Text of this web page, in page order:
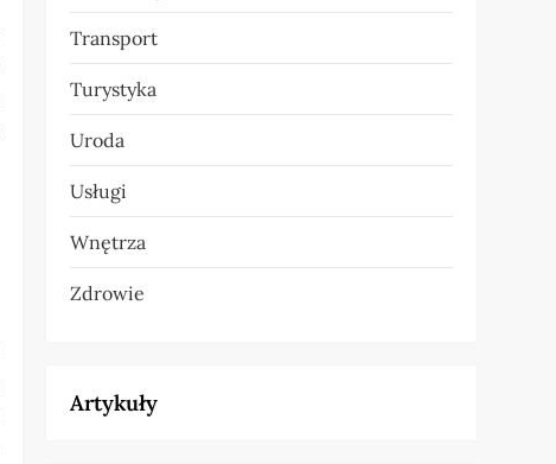
Transport
Turystyka
Uroda
Usługi
Wnętrza
Zdrowie
Artykuły